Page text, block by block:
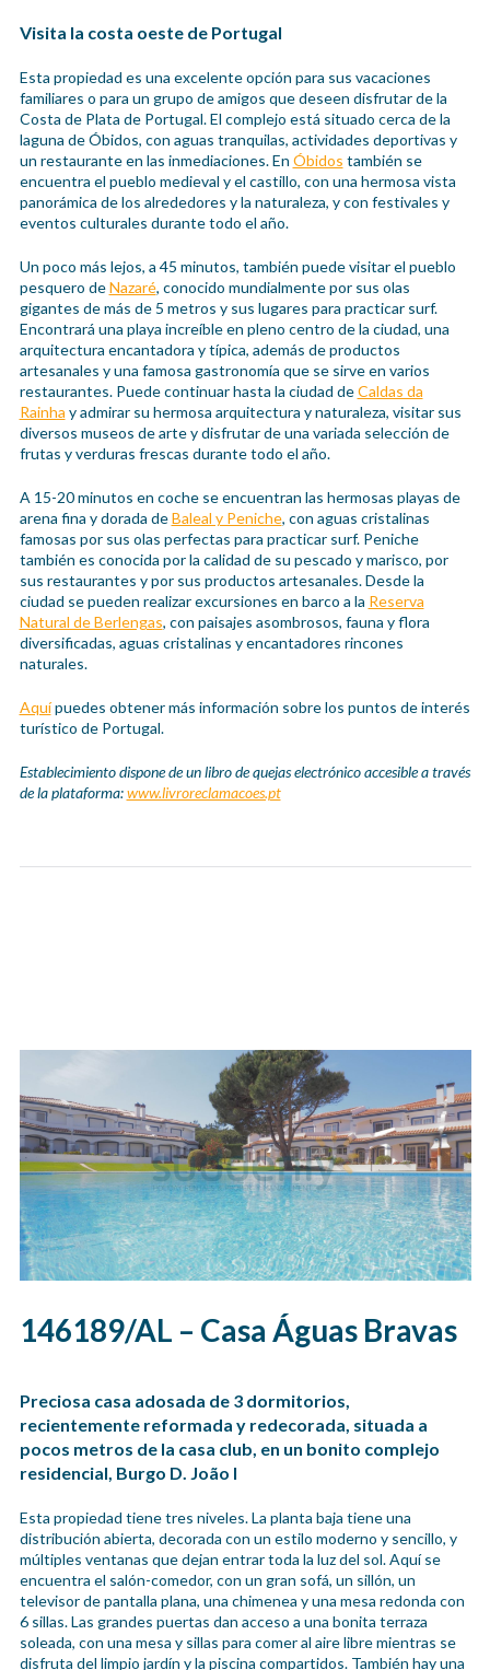
Visita la costa oeste de Portugal
Esta propiedad es una excelente opción para sus vacaciones
familiares o para un grupo de amigos que deseen disfrutar de la
Costa de Plata de Portugal. El complejo está situado cerca de la
laguna de Óbidos, con aguas tranquilas, actividades deportivas y
un restaurante en las inmediaciones. En Óbidos también se
encuentra el pueblo medieval y el castillo, con una hermosa vista
panorámica de los alrededores y la naturaleza, y con festivales y
eventos culturales durante todo el año.
Un poco más lejos, a 45 minutos, también puede visitar el pueblo
pesquero deNazaré, conocido mundialmente por sus olas
gigantes de más de 5 metros y sus lugares para practicar surf.
Encontrará una playa increíble en pleno centro de la ciudad, una
arquitectura encantadora y típica, además de productos
artesanales y una famosa gastronomía que se sirve en varios
restaurantes. Puede continuar hasta la ciudad deCaldas da
Rainha y admirar su hermosa arquitectura y naturaleza, visitar sus
diversos museos de arte y disfrutar de una variada selección de
frutas y verduras frescas durante todo el año.
A 15-20 minutos en coche se encuentran las hermosas playas de
arena fina y dorada deBaleal y Peniche, con aguas cristalinas
famosas por sus olas perfectas para practicar surf. Peniche
también es conocida por la calidad de su pescado y marisco, por
sus restaurantes y por sus productos artesanales. Desde la
ciudad se pueden realizar excursiones en barco a la Reserva
Natural de Berlengas, con paisajes asombrosos, fauna y flora
diversificadas, aguas cristalinas y encantadores rincones
naturales.
Aquípuedes obtener más información sobre los puntos de interés
turístico de Portugal.
Establecimiento dispone de un libro de quejas electrónico accesible a través
de la plataforma:www.livroreclamacoes.pt
146189/AL – Casa Águas Bravas
Preciosa casa adosada de 3 dormitorios,
recientemente reformada y redecorada, situada a
pocos metros de la casa club, en un bonito complejo
residencial, Burgo D. João I
Esta propiedad tiene tres niveles. La planta baja tiene una
distribución abierta, decorada con un estilo moderno y sencillo, y
múltiples ventanas que dejan entrar toda la luz del sol. Aquí se
encuentra el salón-comedor, con un gran sofá, un sillón, un
televisor de pantalla plana, una chimenea y una mesa redonda con
6 sillas. Las grandes puertas dan acceso a una bonita terraza
soleada, con una mesa y sillas para comer al aire libre mientras se
disfruta del limpio jardín y la piscina compartidos. También hay una